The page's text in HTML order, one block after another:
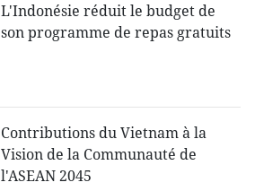
L'Indonésie réduit le budget de
son programme de repas gratuits
Contributions du Vietnam à la
Vision de la Communauté de
l'ASEAN 2045